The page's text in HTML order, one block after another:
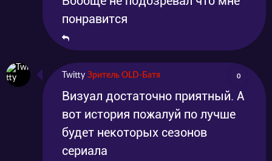
понравится
Twitty Зритель OLD-Батя 0
Визуал достаточно приятный. А
вот история пожалуй по лучше
будет некоторых сезонов
сериала